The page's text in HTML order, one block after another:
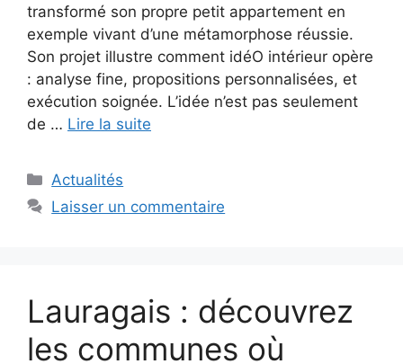
transformé son propre petit appartement en
exemple vivant d’une métamorphose réussie.
Son projet illustre comment idéO intérieur opère
: analyse fine, propositions personnalisées, et
exécution soignée. L’idée n’est pas seulement
de … Lire la suite
Catégories
Actualités
Laisser un commentaire
Lauragais : découvrez
les communes où